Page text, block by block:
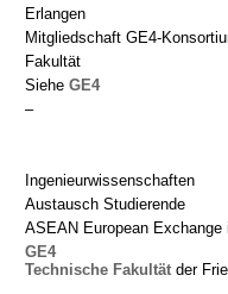
Erlangen
Mitgliedschaft GE4-
Fakultät
Siehe GE4
–
Ingenieurwissenschaften
Austausch Studierende
ASEAN European Exchange
GE4
Technische Fakultätder